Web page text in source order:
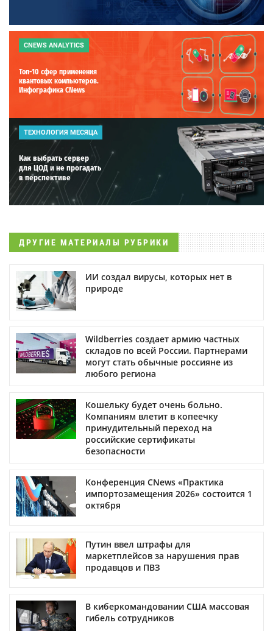
CNEWS ANALYTICS
Топ-10 сфер применения
квантовых компьютеров.
Инфографика CNews
ТЕХНОЛОГИЯ МЕСЯЦА
Как выбрать сервер
для ЦОД и не прогадать
в перспективе
ДРУГИЕ МАТЕРИАЛЫ РУБРИКИ
ИИ создал вирусы, которых нет в
природе
Wildberries создает армию частных
складов по всей России. Партнерами
могут стать обычные россияне из
любого региона
Кошельку будет очень больно.
Компаниям влетит в копеечку
принудительный переход на
российские сертификаты
безопасности
Конференция CNews «Практика
импортозамещения 2026» состоится 1
октября
Путин ввел штрафы для
маркетплейсов за нарушения прав
продавцов и ПВЗ
В киберкомандовании США массовая
гибель сотрудников